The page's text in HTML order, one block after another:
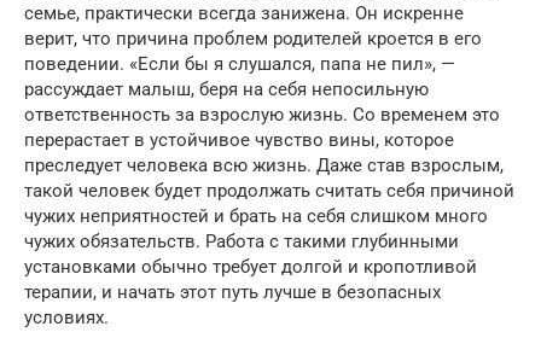
семье, практически всегда занижена. Он искренне
верит, что причина проблем родителей кроется в его
поведении. «Если бы я слушался, папа не пил», —
рассуждает малыш, беря на себя непосильную
ответственность за взрослую жизнь. Со временем это
перерастает в устойчивое чувство вины, которое
преследует человека всю жизнь. Даже став взрослым,
такой человек будет продолжать считать себя причиной
чужих неприятностей и брать на себя слишком много
чужих обязательств. Работа с такими глубинными
установками обычно требует долгой и кропотливой
терапии, и начать этот путь лучше в безопасных
условиях.